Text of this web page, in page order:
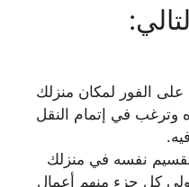
الفور لمكان منزلك
وترغب في إتمام النقل
فيه.
نفسه في منزلك
كل جزء منهم أعمال